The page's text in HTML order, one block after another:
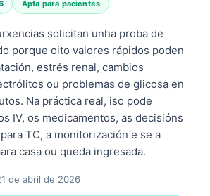
Apta para pacientes
solicitan unha proba de
porque oito valores rápidos poden
estrés renal, cambios
ou problemas de glicosa en
Na práctica real, iso pode
IV, os medicamentos, as decisións
TC, a monitorización e se a
casa ou queda ingresada.
de abril de 2026